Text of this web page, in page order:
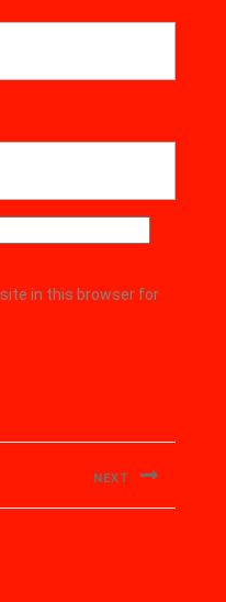
in this browser for
NEXT